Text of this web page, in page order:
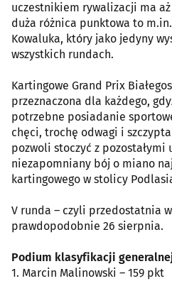
uczestnikiem rywalizacji ma aż
duża różnica punktowa to
Kowaluka, który jako jedyny
wszystkich rundach.
Kartingowe Grand Prix
przeznaczona dla każdego,
potrzebne posiadanie
chęci, trochę odwagi i
pozwoli stoczyć z pozostałymi
niezapomniany bój o miano
kartingowego w stolicy
V runda – czyli przedostatnia
prawdopodobnie 26 sierpnia.
Podium klasyfikacji
1. Marcin Malinowski – 159 pkt